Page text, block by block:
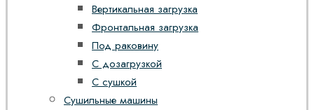
Вертикальная загрузка
Фронтальная загрузка
Под раковину
С дозагрузкой
С сушкой
Сушильные машины